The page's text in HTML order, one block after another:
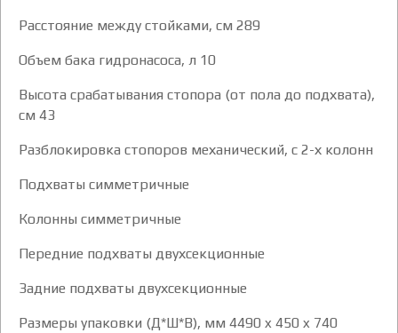
Расстояние между стойками, см 289
Объем бака гидронасоса, л 10
Высота срабатывания стопора (от пола до подхвата),
см 43
Разблокировка стопоров механический, с 2-х колонн
Подхваты симметричные
Колонны симметричные
Передние подхваты двухсекционные
Задние подхваты двухсекционные
Размеры упаковки (Д*Ш*В), мм 4490 x 450 x 740